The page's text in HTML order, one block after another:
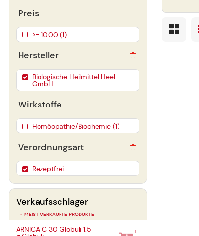
Preis
>= 10.00 (1)
Hersteller
Biologische Heilmittel Heel
GmbH
Wirkstoffe
Homöopathie/Biochemie (1)
Verordnungsart
Rezeptfrei
Verkaufsschlager
» MEIST VERKAUFTE PRODUKTE
ARNICA C 30 Globuli1.5 1